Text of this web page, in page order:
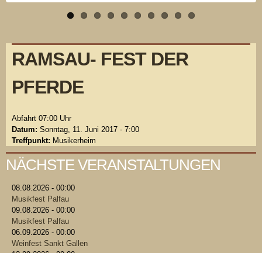
RAMSAU- FEST DER
PFERDE
Abfahrt 07:00 Uhr
Datum: Sonntag, 11. Juni 2017 - 7:00
Treffpunkt: Musikerheim
NÄCHSTE VERANSTALTUNGEN
08.08.2026 - 00:00
Musikfest Palfau
09.08.2026 - 00:00
Musikfest Palfau
06.09.2026 - 00:00
Weinfest Sankt Gallen